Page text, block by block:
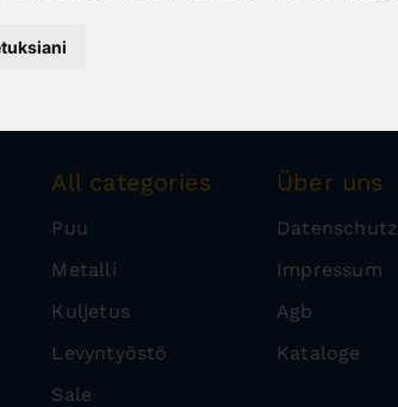
All categories
Puu
Metalli
Kuljetus
Levyntyöstö
Sale
Über uns
Datenschutz
Impressum
Agb
Kataloge